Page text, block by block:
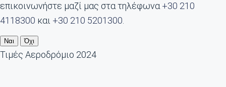
επικοινωνήστε μαζί μας στα τηλέφωνα +30 210
4118300 και +30 210 5201300
Ναι Όχι
Τιμές Αεροδρόμιο 2024